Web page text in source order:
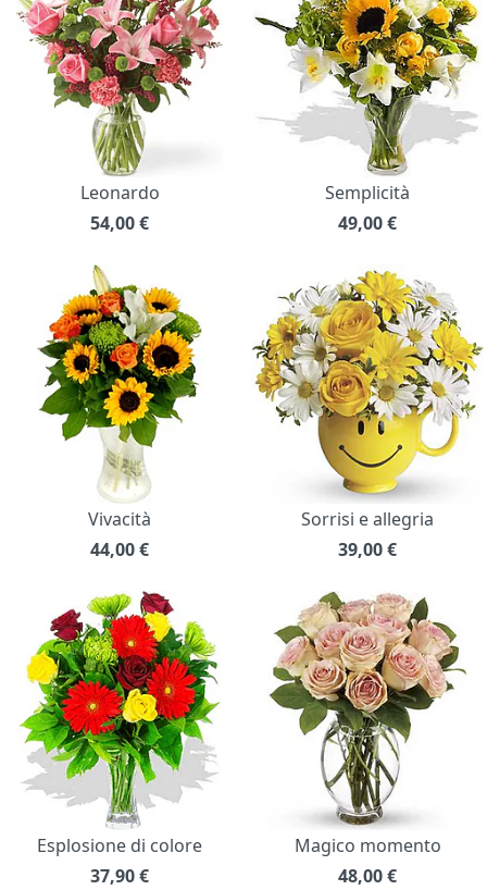
Leonardo
54,00€
Semplicità
49,00€
Vivacità
44,00€
Sorrisi e allegria
39,00€
Esplosione di colore
37,90€
Magico momento
48,00€